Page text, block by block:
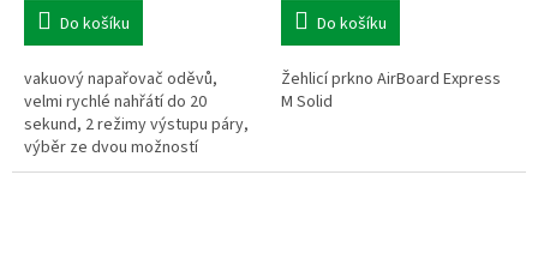
Do košíku
vakuový napařovač oděvů,
velmi rychlé nahřátí do 20
sekund, 2 režimy výstupu páry,
výběr ze dvou možností
přisávání látky, objem nádržky
Do košíku
Žehlicí prkno AirBoard Express
M Solid